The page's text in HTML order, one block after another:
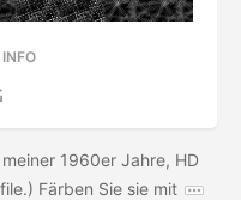
1960er Jahre, HD
Färben Sie sie mit